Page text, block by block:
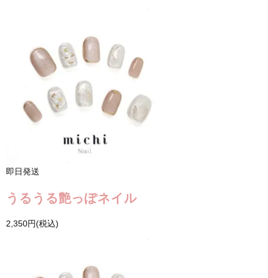
即日発送
うるうる艶っぽネイル
2,350円(税込)